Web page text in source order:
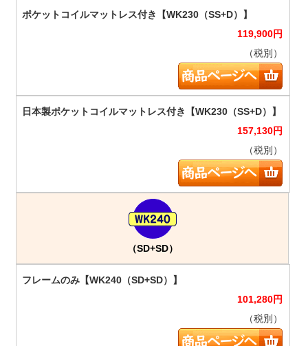
119,900円
（税別）
157,130円
（税別）
（SD+SD）
101,280円
（税別）